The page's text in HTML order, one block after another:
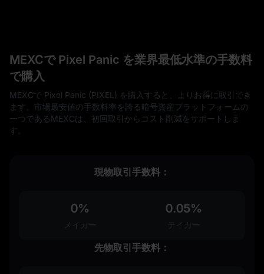
MEXCで Pixel Panic を業界最低水準の手数料
で購入
MEXCで Pixel Panic (PIXEL) を購入すると、よりお得に取引でき
ます。市場最安値の手数料率を誇る暗号資産プラットフォームの
一つであるMEXCは、初回取引からコスト削減をサポートしま
す。
現物取引手数料：
0%
メイカー
0.05%
テイカー
先物取引手数料：